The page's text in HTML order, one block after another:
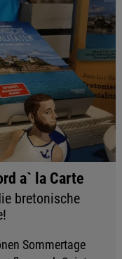
a` la Carte
bretonische
Sommertage